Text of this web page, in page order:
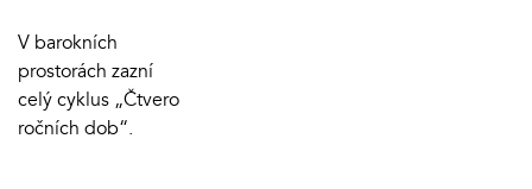
V barokních
prostorách zazní
celý cyklus „Čtvero
ročních dob“.